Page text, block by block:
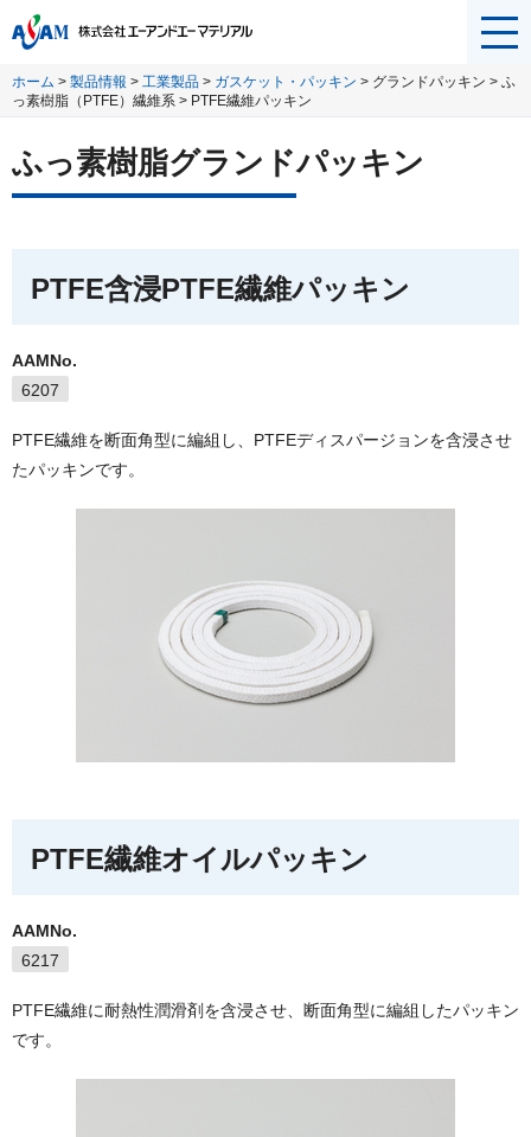
メニ
を開
ホーム > 製品情報 > 工業製品 > ガスケット・パッキン > グランドパッキン > ふ
っ素樹脂（PTFE）繊維系 > PTFE繊維パッキン
ふっ素樹脂グランドパッキン
PTFE含浸PTFE繊維パッキン
AAMNo.
6207
PTFE繊維を断面角型に編組し、PTFEディスパージョンを含浸させ
たパッキンです。
PTFE繊維オイルパッキン
AAMNo.
6217
PTFE繊維に耐熱性潤滑剤を含浸させ、断面角型に編組したパッキン
です。